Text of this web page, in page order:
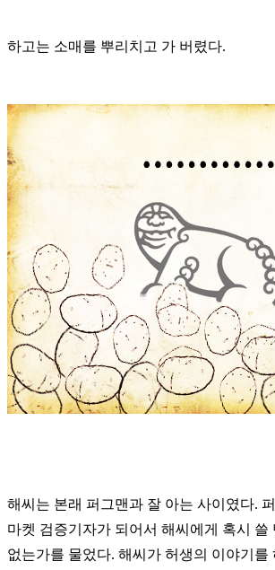
하고는 소매를 뿌리치고 가 버렸다.
해씨는 본래 퍼그맨과 잘 아는 사이였다.
마켓 검증기자가 되어서 해씨에게 혹시 쓸
없는가를 물었다. 해씨가 허생의 이야기를